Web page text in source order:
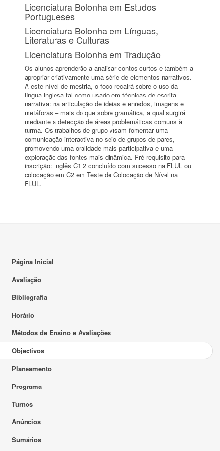
Licenciatura Bolonha em Estudos
Portugueses
Licenciatura Bolonha em Línguas,
Literaturas e Culturas
Licenciatura Bolonha em Tradução
Os alunos aprenderão a analisar contos curtos e também a
apropriar criativamente uma série de elementos narrativos.
A este nível de mestria, o foco recairá sobre o uso da
língua inglesa tal como usado em técnicas de escrita
narrativa: na articulação de ideias e enredos, imagens e
metáforas – mais do que sobre gramática, a qual surgirá
mediante a detecção de áreas problemáticas comuns à
turma. Os trabalhos de grupo visam fomentar uma
comunicação interactiva no seio de grupos de pares,
promovendo uma oralidade mais participativa e uma
exploração das fontes mais dinâmica. Pré-requisito para
inscrição: Inglês C1.2 concluído com sucesso na FLUL ou
colocação em C2 em Teste de Colocação de Nível na
FLUL.
Página Inicial
Avaliação
Bibliografia
Horário
Métodos de Ensino e Avaliações
Objectivos
Planeamento
Programa
Turnos
Anúncios
Sumários